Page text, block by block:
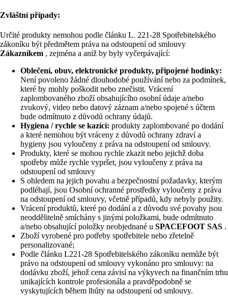
Zvláštní případy:
Určité produkty nemohou podle článku L. 221-28 Spotřebitelského
zákoníku být předmětem práva na odstoupení od smlouvy
Zákazníkem , zejména a aniž by byly vyčerpávající:
Oblečení, obuv, elektronické produkty, připojené hodinky:
Není povoleno žádné dlouhodobé používání nebo za podmínek,
které by mohly poškodit nebo znečistit. Vrácení
zaplombovaného zboží obsahujícího osobní údaje a/nebo
zvukový, video nebo datový záznam a/nebo spojené s účtem
bude odmítnuto z důvodů ochrany údajů.
Hygiena / rychle se kazící: produkty zaplombované po dodání
a které nemohou být vráceny z důvodů ochrany zdraví a
hygieny jsou vyloučeny z práva na odstoupení od smlouvy.
Produkty, které se mohou rychle zkazit nebo jejichž doba
spotřeby může rychle vypršet, jsou vyloučeny z práva na
odstoupení od smlouvy
S ohledem na jejich povahu a bezpečnostní požadavky, kterým
podléhají, jsou Osobní ochranné prostředky vyloučeny z práva
na odstoupení od smlouvy, včetně případů, kdy nebyly použity.
Vrácení produktů, které po dodání a z důvodu své povahy jsou
neoddělitelně smíchány s jinými položkami, bude odmítnuto
a/nebo obsahující položky neobjednané u SPACEFOOT SAS .
Zboží vyrobené pro potřeby spotřebitele nebo zřetelně
personalizované;
Podle článku L221-28 Spotřebitelského zákoníku nemůže být
právo na odstoupení od smlouvy vykonáno pro smlouvy: na
dodávku zboží, jehož cena závisí na výkyvech na finančním trhu
unikajících kontrole profesionála a pravděpodobně se
vyskytujících během lhůty na odstoupení od smlouvy.